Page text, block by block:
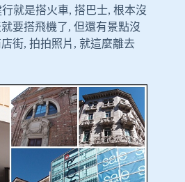
就是搭火車, 搭巴士, 根本沒
要搭飛機了, 但還有景點沒
街, 拍拍照片, 就這麼離去